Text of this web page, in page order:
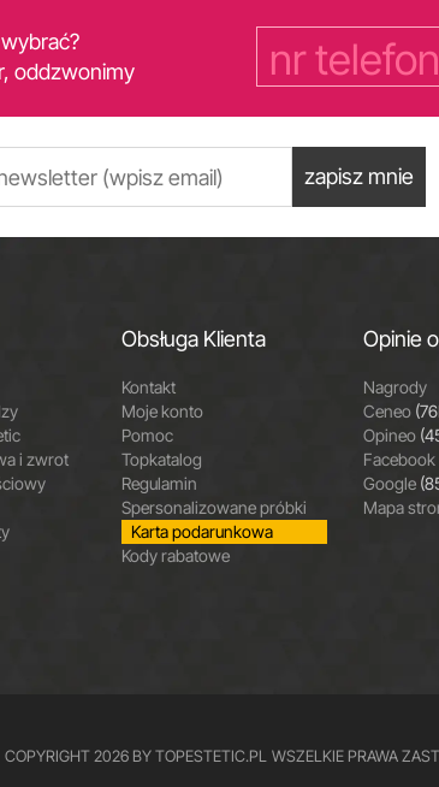
oddzwonimy
zapisz mnie
i zwrot
Obsługa Klienta
Kontakt
Moje konto
Pomoc
Topkatalog
Regulamin
Spersonalizowane próbki
Karta podarunkowa
Kody rabatowe
Opinie
Nagrody
Ceneo
Opineo
Facebook
Google
Mapa
COPYRIGHT 2026 BY TOPESTETIC.PL WSZELKIE PRAWA